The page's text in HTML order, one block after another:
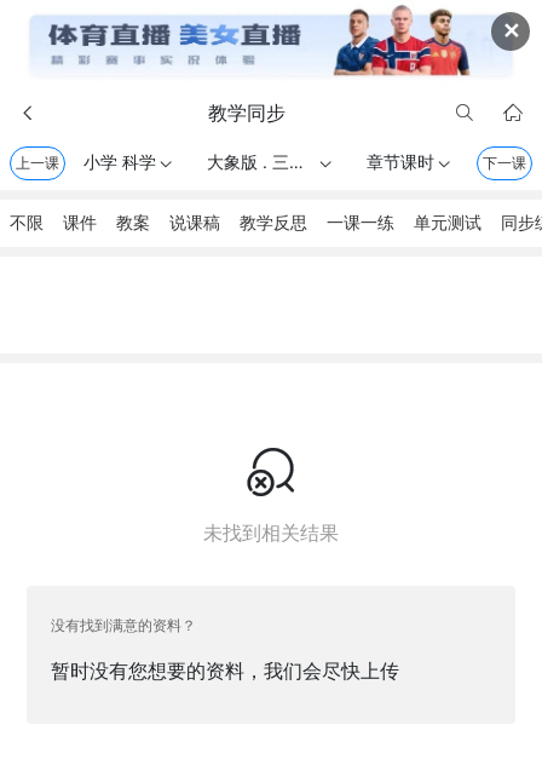
✕
 教学同步  
上一课 小学 科学 大象版 . 三年级上册  章节课时 下一课
不限 课件 教案 说课稿 教学反思 一课一练 单元测试 同步

未找到相关结果
没有找到满意的资料？
暂时没有您想要的资料，我们会尽快上传